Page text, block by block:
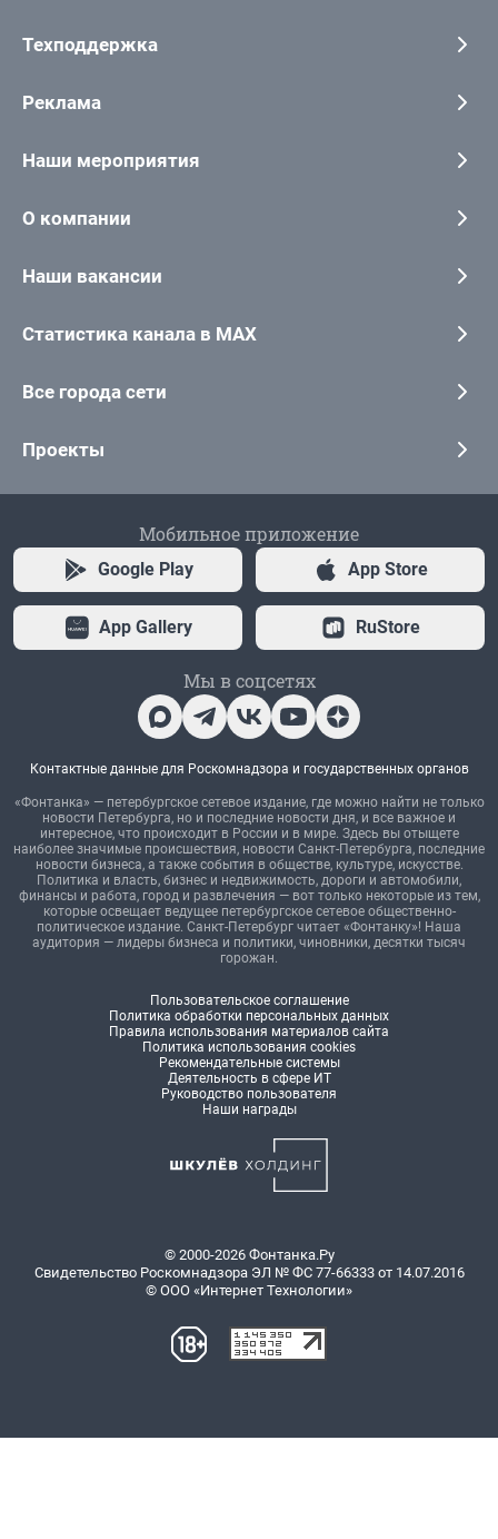
Техподдержка
Реклама
Наши мероприятия
О компании
Наши вакансии
Статистика канала в MAX
Все города сети
Проекты
Мобильное приложение
Google Play App Store
App Gallery RuStore
Мы в соцсетях
Контактные данные для Роскомнадзора и государственных органов
«Фонтанка» — петербургское сетевое издание, где можно найти не только
новости Петербурга, но и последние новости дня, и все важное и
интересное, что происходит в России и в мире. Здесь вы отыщете
наиболее значимые происшествия, новости Санкт-Петербурга, последние
новости бизнеса, а также события в обществе, культуре, искусстве.
Политика и власть, бизнес и недвижимость, дороги и автомобили,
финансы и работа, город и развлечения — вот только некоторые из тем,
которые освещает ведущее петербургское сетевое общественно-
политическое издание. Санкт-Петербург читает «Фонтанку»! Наша
аудитория — лидеры бизнеса и политики, чиновники, десятки тысяч
горожан.
Пользовательское соглашение
Политика обработки персональных данных
Правила использования материалов сайта
Политика использования cookies
Рекомендательные системы
Деятельность в сфере ИТ
Руководство пользователя
Наши награды
© 2000-2026 Фонтанка.Ру
Свидетельство Роскомнадзора ЭЛ № ФС 77-66333 от 14.07.2016
© ООО «Интернет Технологии»